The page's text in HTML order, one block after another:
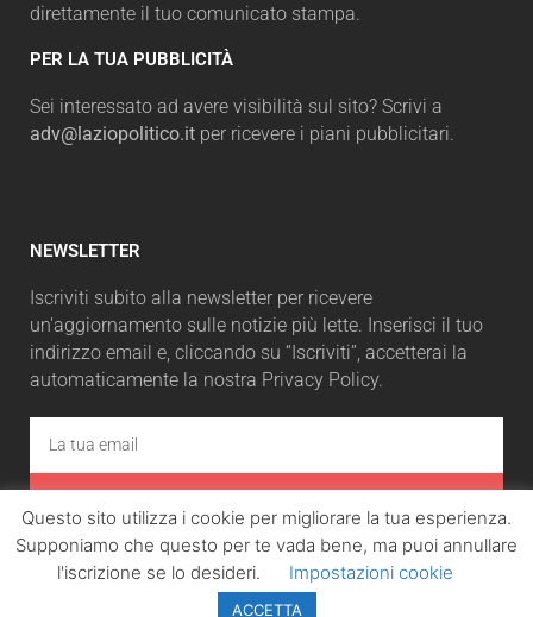
direttamente il tuo comunicato stampa.
PER LA TUA PUBBLICITÀ
Sei interessato ad avere visibilità sul sito? Scrivi a
adv@laziopolitico.it per ricevere i piani pubblicitari.
NEWSLETTER
Iscriviti subito alla newsletter per ricevere
un'aggiornamento sulle notizie più lette. Inserisci il tuo
indirizzo email e, cliccando su “Iscriviti”, accetterai la
automaticamente la nostra Privacy Policy.
Questo sito utilizza i cookie per migliorare la tua esperienza.
Supponiamo che questo per te vada bene, ma puoi annullare
l'iscrizione se lo desideri.
Impostazioni cookie
ACCETTA